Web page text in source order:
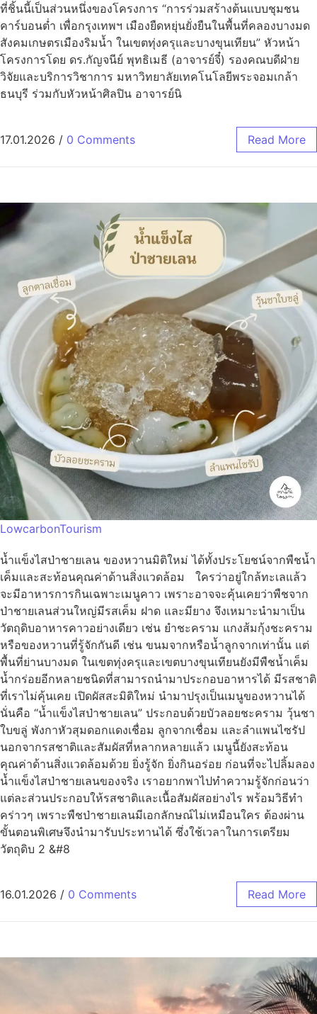
ที่ชิ้นนี้เป็นส่วนหนึ่งของโครงการ “การร่วมสร้างต้นแบบชุมชน
คาร์บอนต่ำ เพื่อกรุงเทพฯ เมืองยืดหยุ่นยั่งยืนในพื้นที่คลองบางมด
สังคมเกษตรเมืองริมน้ำ ในเขตทุ่งครุและบางขุนเทียน” หัวหน้า
โครงการโดย ดร.กัญจนีย์ พุทธิเมธี (อาจารย์จี๋) รองคณบดีฝ่าย
วิจัยและบริการวิชาการ มหาวิทยาลัยเทคโนโลยีพระจอมเกล้า
ธนบุรี ร่วมกับหัวหน้าศิลปิน อาจารย์นิ
17.01.2026 / 0 Comments Read More
LowcarbonTourism
น้ำแข็งไสป่าชายเลน ของหวานมิติใหม่ ได้ทั้งประโยชน์จากพืชน้ำ
เค็มและสะท้อนคุณค่าด้านสิ่งแวดล้อม ใครว่าอยู่ใกล้ทะเลแล้ว
จะมีอาหารการกินเฉพาะเมนูคาว เพราะอาจจะคุ้นเคยว่าพืชจาก
ป่าชายเลนส่วนใหญ่มีรสเค็ม ฝาด และมียาง จึงเหมาะนำมาเป็น
วัตถุดิบอาหารคาวอย่างเดียว เช่น ยำชะคราม แกงส้มกุ้งชะคราม
หรือของหวานที่รู้จักกันดี เช่น ขนมจากหรือน้ำลูกจากเท่านั้น แต่
พื้นที่ย่านบางมด ในเขตทุ่งครุและเขตบางขุนเทียนยังมีพืชน้ำเค็ม
น้ำกร่อยอีกหลายชนิดที่สามารถนำมาประกอบอาหารได้ มีรสชาติ
ที่เราไม่คุ้นเคย เปิดผัสสะมิติใหม่ นำมาปรุงเป็นเมนูของหวานได้
นั่นคือ “น้ำแข็งไสป่าชายเลน” ประกอบด้วยบัวลอยชะคราม วุ้นชา
ใบขลู่ พังกาหัวสุมดอกแดงเชื่อม ลูกจากเชื่อม และลำแพนไซรัป
นอกจากรสชาติและสัมผัสที่หลากหลายแล้ว เมนูนี้ยังสะท้อน
คุณค่าด้านสิ่งแวดล้อมด้วย ยิ่งรู้จัก ยิ่งกินอร่อย ก่อนที่จะไปลิ้มลอง
น้ำแข็งไสป่าชายเลนของจริง เราอยากพาไปทำความรู้จักก่อนว่า
แต่ละส่วนประกอบให้รสชาติและเนื้อสัมผัสอย่างไร พร้อมวิธีทำ
คร่าวๆ เพราะพืชป่าชายเลนมีเอกลักษณ์ไม่เหมือนใคร ต้องผ่าน
ขั้นตอนพิเศษจึงนำมารับประทานได้ ซึ่งใช้เวลาในการเตรียม
วัตถุดิบ 2 &#8
16.01.2026 / 0 Comments Read More